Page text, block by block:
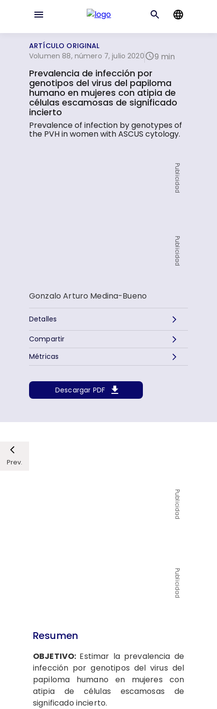
ARTÍCULO ORIGINAL
Volumen 88, número 7, julio 2020
9 min
Prevalencia de infección por
genotipos del virus del papiloma
humano en mujeres con atipia de
células escamosas de significado
incierto
Prevalence of infection by genotypes of
the PVH in women with ASCUS cytology.
Publicidad
Publicidad
Gonzalo Arturo Medina-Bueno
Detalles
Descargar PDF
Métricas
Compartir
Prev.
Publicidad
Publicidad
Resumen
OBJETIVO: Estimar la prevalencia de
infección por genotipos del virus del
papiloma humano en mujeres con
atipia de células escamosas de
significado incierto.